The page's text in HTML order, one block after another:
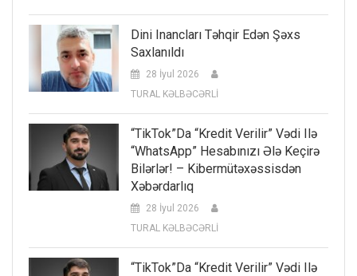
Dini Inancları Təhqir Edən Şəxs
Saxlanıldı
28 İyul 2026
TURAL KƏLBƏCƏRLİ
“TikTok”da “kredit Verilir” Vədi Ilə
“WhatsApp” Hesabınızı Ələ Keçirə
Bilərlər! – Kibermütəxəssisdən
Xəbərdarlıq
28 İyul 2026
TURAL KƏLBƏCƏRLİ
“TikTok”da “kredit Verilir” Vədi Ilə